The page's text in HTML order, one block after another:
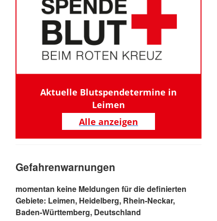
Aktuelle Blutspendetermine in
Leimen
Alle anzeigen
Gefahrenwarnungen
momentan keine Meldungen für die definierten
Gebiete: Leimen, Heidelberg, Rhein-Neckar,
Baden-Württemberg, Deutschland